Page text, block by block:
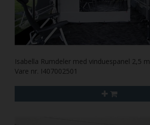
Isabella Rumdeler med vinduespanel 2,5 m
Vare nr. I407002501